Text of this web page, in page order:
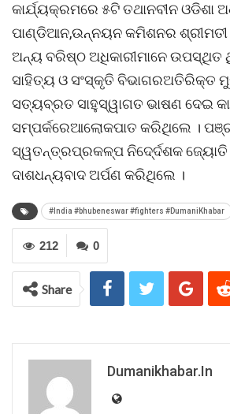
କାର୍ଯ୍ୟକ୍ରମରେ ୫ଟି ତଥାନବୀନ ଓଡିଶା
ପାଣ୍ଡିଆନ,ଉନ୍ନୟନ କମିଶନର ଶ୍ରୀମତୀ
ଅନ୍ୟ ବରିଷ୍ଠ ଅଧିକାରୀମାନେ ଉପସ୍ଥିତ
ସାହିତ୍ୟ ଓ ସଂସ୍କୃତି ବିଭାଗରଅତିରିକ୍ତ
ସତ୍ୟବ୍ରତ ସାହୁସ୍ୱାଗତ ଭାଷଣ ଦେଇ
ସମ୍ପର୍କରେଆଲୋକପାତ କରିଥିଲେ ।
ସ୍ୱତନ୍ତ୍ରପ୍ରକଳ୍ପ ନିଦେ୍ର୍ଦଶକ
ଦାଶଧନ୍ୟବାଦ ଅର୍ପଣ କରିଥିଲେ ।
#India #bhubeneswar #fighters #DumaniKhabar
0
212
Share
Dumanikhabar.in